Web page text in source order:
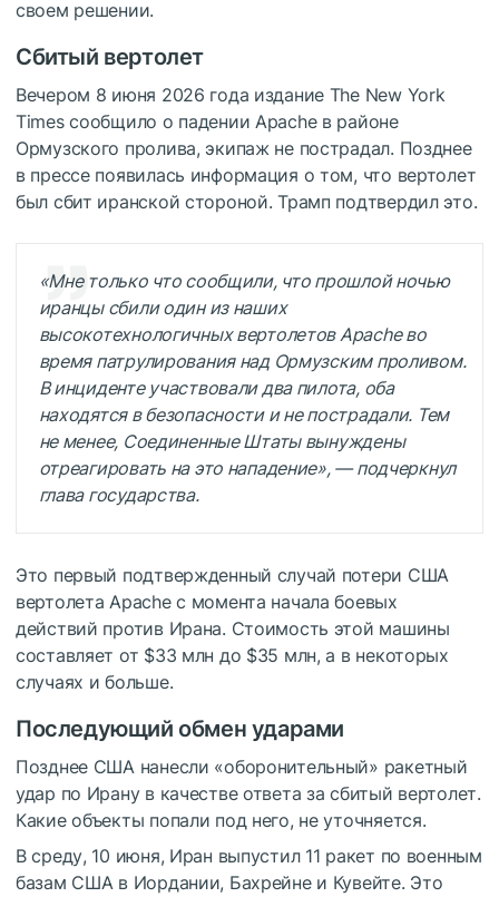
своем решении.
Сбитый вертолет
Вечером 8 июня 2026 года издание The New York
Times сообщило о падении Apache в районе
Ормузского пролива, экипаж не пострадал. Позднее
в прессе появилась информация о том, что вертолет
был сбит иранской стороной. Трамп подтвердил это.
«Мне только что сообщили, что прошлой ночью
иранцы сбили один из наших
высокотехнологичных вертолетов Apache во
время патрулирования над Ормузским проливом.
В инциденте участвовали два пилота, оба
находятся в безопасности и не пострадали. Тем
не менее, Соединенные Штаты вынуждены
отреагировать на это нападение», — подчеркнул
глава государства.
Это первый подтвержденный случай потери США
вертолета Apache с момента начала боевых
действий против Ирана. Стоимость этой машины
составляет от $33 млн до $35 млн, а в некоторых
случаях и больше.
Последующий обмен ударами
Позднее США нанесли «оборонительный» ракетный
удар по Ирану в качестве ответа за сбитый вертолет.
Какие объекты попали под него, не уточняется.
В среду, 10 июня, Иран выпустил 11 ракет по военным
базам США в Иордании, Бахрейне и Кувейте. Это